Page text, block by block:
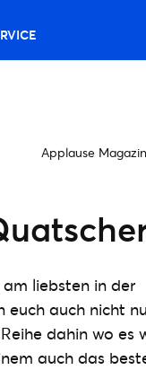
Applause Magazin
liebsten in der
euch auch nicht
dahin wo es
auch das